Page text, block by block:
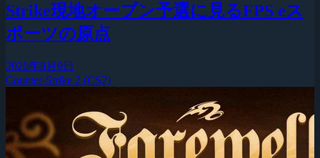
Strike現地オープン予選に見るFPS eス
ポーツの原点
2026年8月9日
Counter-Strike 2 (CS2)